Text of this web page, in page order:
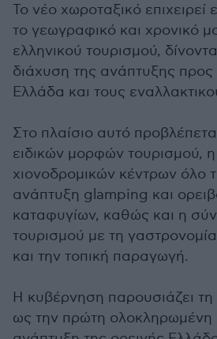
Το νέο χωροταξικό επιχειρεί
το γεωγραφικό και χρονικό
ελληνικού τουρισμού,
διάχυση της ανάπτυξης προς
Ελλάδα και τους
Στο πλαίσιο αυτό
ειδικών μορφών τουρισμού, η
χιονοδρομικών κέντρων όλο
ανάπτυξη glamping και
καταφυγίων, καθώς και η
τουρισμού με τη
και την τοπική παραγωγή.
Η κυβέρνηση παρουσιάζει τη
ως την πρώτη ολοκληρωμένη